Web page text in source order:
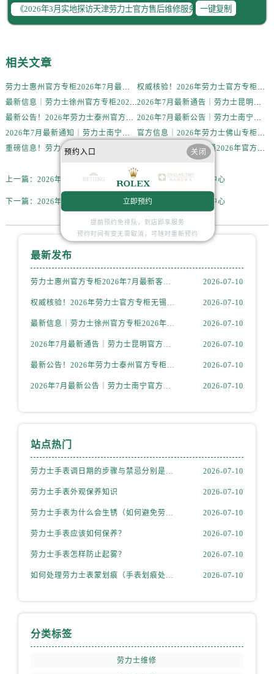
辽宁省沈阳市沈河区中街路137号亨得利名表维修授权店1楼售后服务中心（需提前预约）
辽宁省沈阳市沈河区中街路83号亨得利名表维修授权店1楼售后服务中心（需提前预约）
内蒙古自治区赤峰市红山区哈达街售后服务中心（需提前预约）
山西省太原市迎泽区迎泽街道解放路15号亨得利名表维修授权店3楼售后服务中心（需提前预约）
天津市和平区赤峰道136号天津国际金融中心26层2603室售后服务中心（需提前预约）
一键复制
相关文章
劳力士惠州官方专柜2026年7月最新客户服务热线通告与信息整合
权威核验！2026年劳力士官方专柜无锡客户服务信息公示，附官方服务热线
最新信息｜劳力士徐州官方专柜2026年7月客服热线与门店服务指南
2026年7月最新通告｜劳力士昆明官方专柜客户服务热线公告，专柜攻略
最新公告！2026年劳力士泰州官方专柜客户服务热线，一键核验
2026年7月最新公告｜劳力士南宁官方专柜客户服务热线攻略，专柜信息全面整合
2026年7月最新通知｜劳力士南宁官方专柜客户服务热线升级，专柜名录核验
官方信息｜2026年劳力士佛山专柜客户服务电话及门店信息（7月最新）
权威公示！劳力士南通2026年官方专柜客户服务热线，7月信息大公开
上一篇： 2026年3月实地探访南昌劳力士官方售后维修服务中心
下一篇： 2026年3月实地探访厦门劳力士官方售后维修服务中心
最新发布
劳力士惠州官方专柜2026年7月最新客户服务热线通告与信息整合 2026-07-10
权威核验！2026年劳力士官方专柜无锡客户服务信息公示，附官方服务热线 2026-07-10
最新信息｜劳力士徐州官方专柜2026年7月客服热线与门店服务指南 2026-07-10
2026年7月最新通告｜劳力士昆明官方专柜客户服务热线公告，专柜攻略 2026-07-10
最新公告！2026年劳力士泰州官方专柜客户服务热线，一键核验 2026-07-10
2026年7月最新公告｜劳力士南宁官方专柜客户服务热线攻略，专柜信息全面整合 2026-07-10
站点热门
劳力士手表调日期的步骤与禁忌分别是什么？ 2026-07-10
劳力士手表外观保养知识 2026-07-10
劳力士手表为什么会生锈（如何避免劳力士生锈？） 2026-07-10
劳力士手表应该如何保养？ 2026-07-10
劳力士手表怎样防止起雾？ 2026-07-10
如何处理劳力士表蒙划痕（手表划痕处理小技巧） 2026-07-10
分类标签
劳力士维修
预约入口 关闭
立即预约
提前预约免排队，到店即享服务
预约时间有变无需取消，可随时重新预约